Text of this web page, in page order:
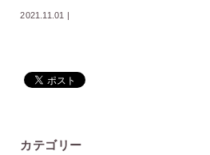
2021.11.01
カテゴリー